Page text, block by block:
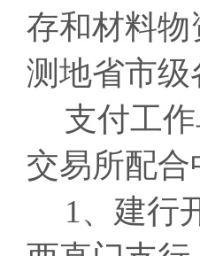
存和材料
测地省市
支付工
交易所配合
1、建行